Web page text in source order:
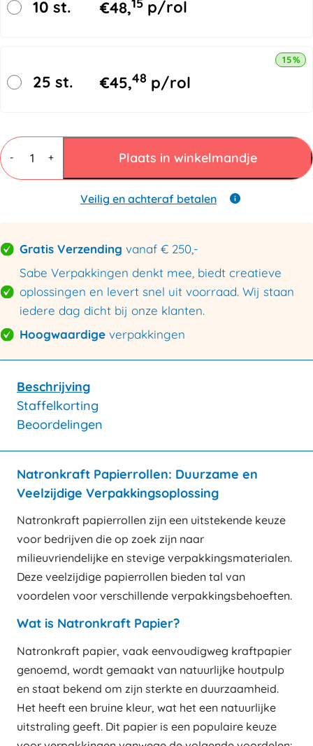
10 st. €48, p/rol
25 st. €45,48 p/rol
15%
-
Natronkraft
papier
70cmx215mtr
90gr/m²
+ Plaats in winkelmandje
Veilig en achteraf betalen
Gratis Verzending vanaf € 250,-
Sabe Verpakkingen denkt mee, biedt creatieve
oplossingen en levert snel uit voorraad. Wij staan
iedere dag dicht bij onze klanten.
Hoogwaardige verpakkingen
Beschrijving
Staffelkorting
Beoordelingen
Natronkraft Papierrollen: Duurzame en
Veelzijdige Verpakkingsoplossing
Natronkraft papierrollen zijn een uitstekende keuze
voor bedrijven die op zoek zijn naar
milieuvriendelijke en stevige verpakkingsmaterialen.
Deze veelzijdige papierrollen bieden tal van
voordelen voor verschillende verpakkingsbehoeften.
Wat is Natronkraft Papier?
Natronkraft papier, vaak eenvoudigweg kraftpapier
genoemd, wordt gemaakt van natuurlijke houtpulp
en staat bekend om zijn sterkte en duurzaamheid.
Het heeft een bruine kleur, wat het een natuurlijke
uitstraling geeft. Dit papier is een populaire keuze